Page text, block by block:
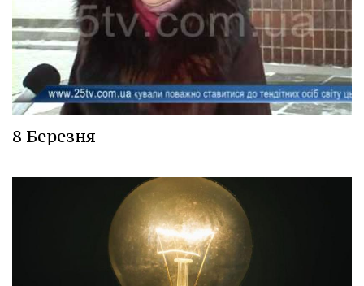
8 Березня